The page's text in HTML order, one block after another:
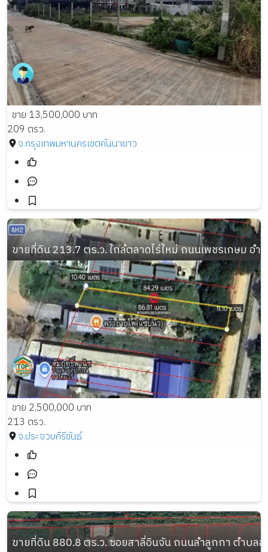
ขาย 13,500,000 บาท
209 ตรว.
จ.กรุงเทพมหานครเขตคันนายาว
ขายที่ดิน 213.7 ตร.ว. ใกล้ตลาดไร่ใหม่ ถนนเพชรเกษม อ
ขาย 2,500,000 บาท
213 ตรว.
จ.ประจวบคีรีขันธ์
ขายที่ดิน 880.8 ตร.ว. ซอยสาลี่อินจัน ถนนลำลูกกา ตำบล